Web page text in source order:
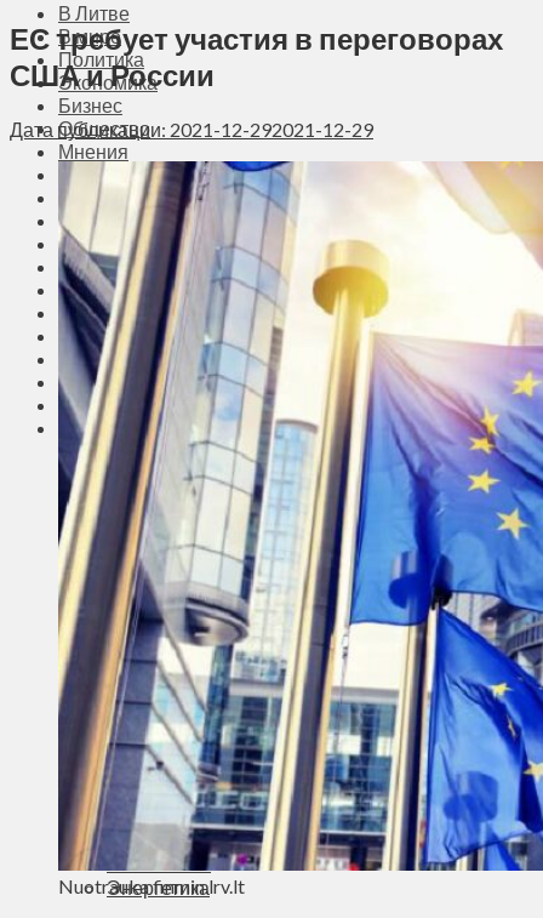
В Литве
В мире
Политика
Экономика
Бизнес
Общество
Мнения
Вильнюс
Клайпеда
Висагинас
Регионы
Соседи
Транспорт
Выбор читателей
Калейдоскоп
Армия
Сейм Литвы
Культура
Больше
Фоторепортаж
Туризм
ЛК рекомендует
Сеньорам
Образование
Здравоохранение
Экология
Происшествия
Приграничье
Деньги
Визиты
Выборы
Агроновости
Едим дома
Ищу семью
Духовное пространство
Спорт
Технологии
Энергетика
ЕС требует участия в переговорах
США и России
Дата публикации: 2021-12-292021-12-29
Nuotrauka finmin.lrv.lt